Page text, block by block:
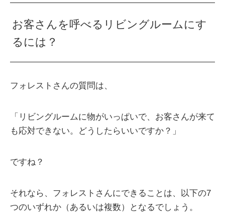
お客さんを呼べるリビングルームにす
るには？
フォレストさんの質問は、
「リビングルームに物がいっぱいで、お客さんが来て
も応対できない。どうしたらいいですか？」
ですね？
それなら、フォレストさんにできることは、以下の7
つのいずれか（あるいは複数）となるでしょう。